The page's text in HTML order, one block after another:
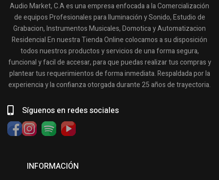
Audio Market, C.A es una empresa enfocada a la Comercialización
de equipos Profesionales para Iluminación y Sonido, Estudio de
Grabacion, Instrumentos Musicales, Domotica y Automatizacion
Residencial En nuestra Tienda Online colocamos a su disposición
todos nuestros productos y servicios de una forma segura,
funcional y facil de accesar, para que puedas realizar tus compras y
plantear tus requerimientos de forma inmediata. Respaldada por la
experiencia y la confianza otorgada durante 25 años de trayectoria.
Síguenos en redes sociales
INFORMACIÓN